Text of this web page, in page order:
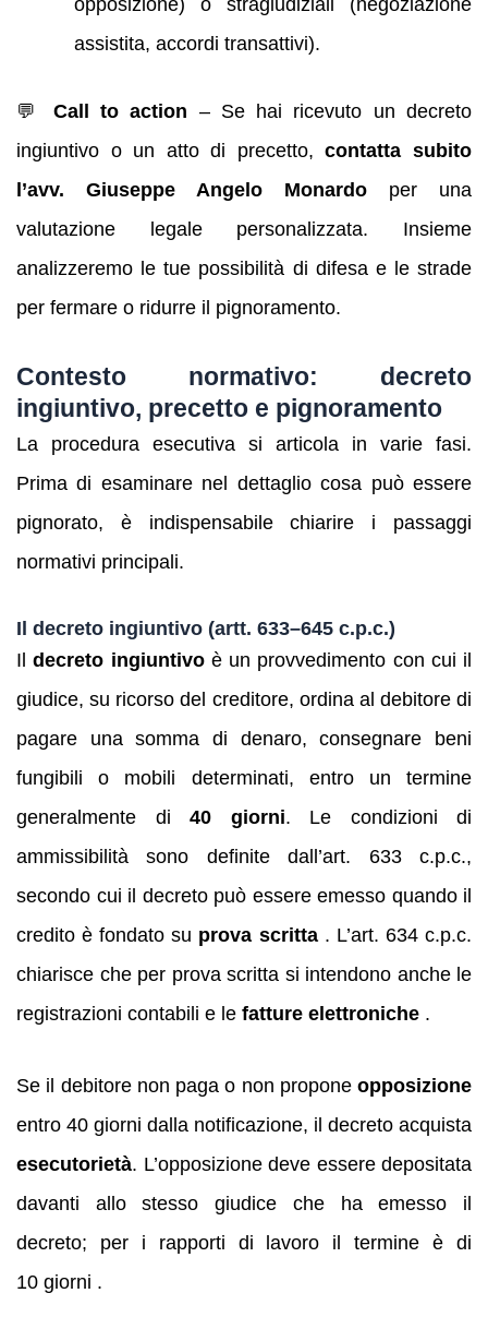
opposizione) o stragiudiziali (negoziazione
assistita, accordi transattivi).
💬 Call to action – Se hai ricevuto un decreto
ingiuntivo o un atto di precetto,contatta subito
l’avv. Giuseppe Angelo Monardo per una
valutazione legale personalizzata. Insieme
analizzeremo le tue possibilità di difesa e le strade
per fermare o ridurre il pignoramento.
Contesto normativo: decreto
ingiuntivo, precetto e pignoramento
La procedura esecutiva si articola in varie fasi.
Prima di esaminare nel dettaglio cosa può essere
pignorato, è indispensabile chiarire i passaggi
normativi principali.
Il decreto ingiuntivo (artt. 633–645 c.p.c.)
Ildecreto ingiuntivoè un provvedimento con cui il
giudice, su ricorso del creditore, ordina al debitore di
pagare una somma di denaro, consegnare beni
fungibili o mobili determinati, entro un termine
generalmente di 40 giorni. Le condizioni di
ammissibilità sono definite dall’art. 633 c.p.c.,
secondo cui il decreto può essere emesso quando il
credito è fondato su prova scritta. L’art. 634 c.p.c.
chiarisce che per prova scritta si intendono anche le
registrazioni contabili e le fatture elettroniche .
Se il debitore non paga o non propone opposizione
entro 40 giorni dalla notificazione, il decreto acquista
esecutorietà. L’opposizione deve essere depositata
davanti allo stesso giudice che ha emesso il
decreto; per i rapporti di lavoro il termine è di
10 giorni .